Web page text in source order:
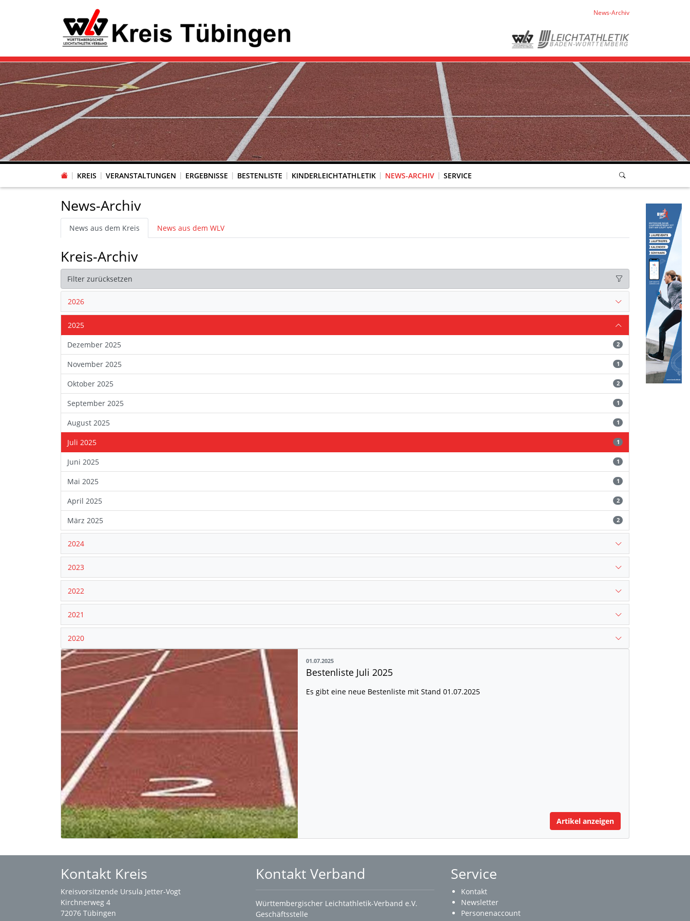
News-Archiv
KREIS VERANSTALTUNGEN ERGEBNISSE BESTENLISTE KINDERLEICHTATHLETIK NEWS-ARCHIV SERVICE
News-Archiv
News aus dem Kreis News aus dem WLV
Kreis-Archiv
Filter zurücksetzen
2026
2025
Dezember 2025
2
November 2025 1
Oktober 2025 2
September 2025 1
August 2025 1
Juli 2025 1
Juni 2025 1
Mai 2025 1
April 2025 2
März 2025 2
2024
2023
2022
2021
2020
01.07.2025
Bestenliste Juli 2025
Es gibt eine neue Bestenliste mit Stand 01.07.2025
Artikel anzeigen
Kontakt Kreis
Kreisvorsitzende Ursula Jetter-Vogt
Kirchnerweg 4
72076 Tübingen
Kontakt Verband
Württembergischer Leichtathletik-Verband e.V.
Geschäftsstelle
Service
Kontakt
Newsletter
Personenaccount